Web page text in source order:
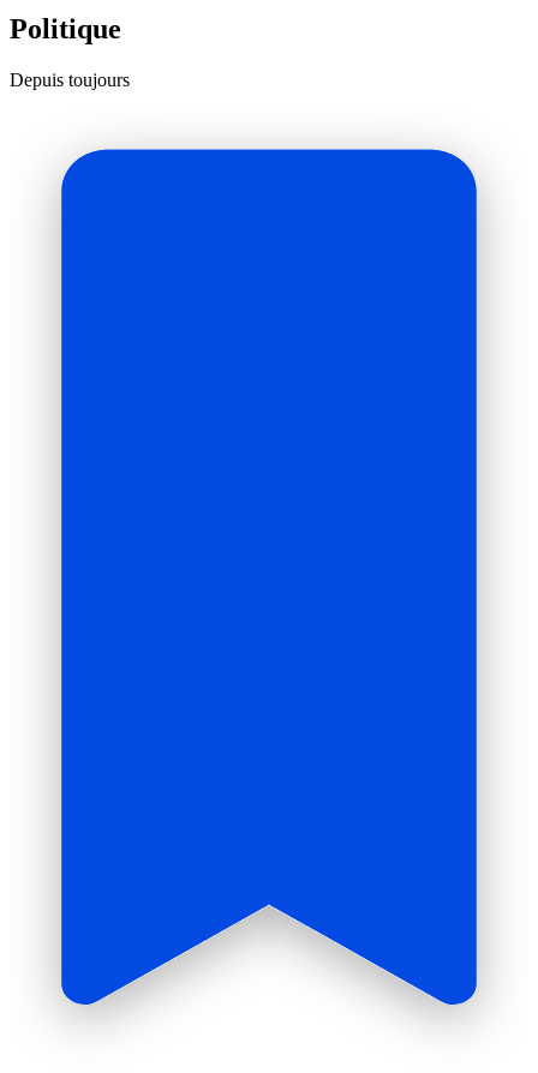
Politique
Depuis toujours